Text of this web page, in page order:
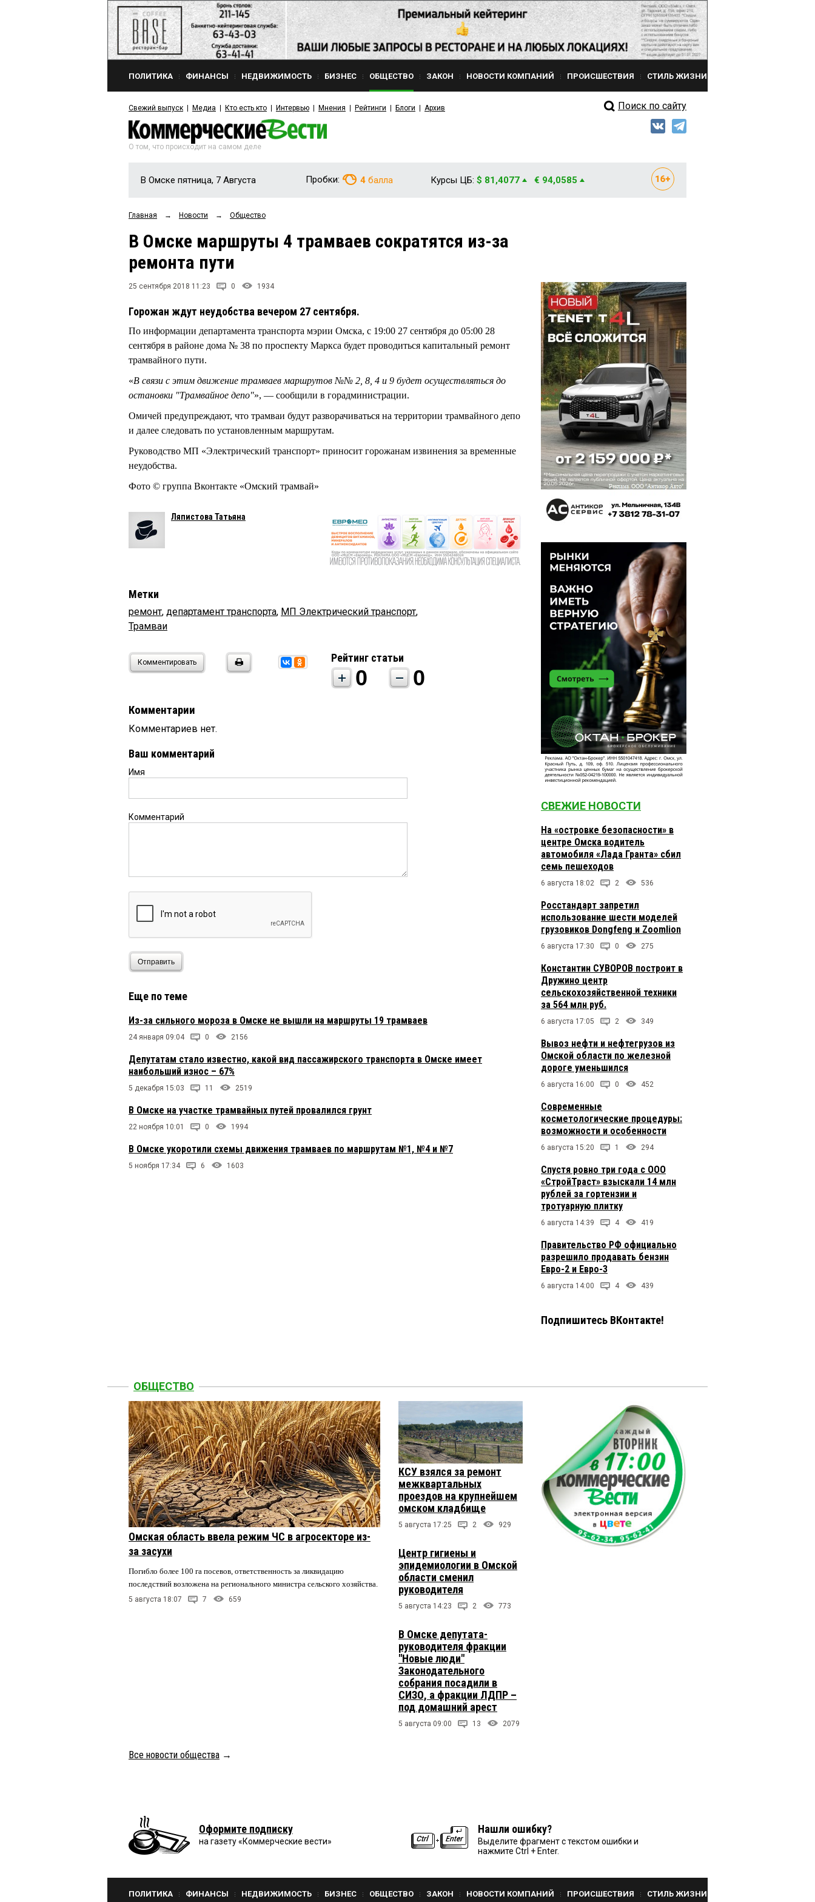
ПОЛИТИКА ФИНАНСЫ НЕДВИЖИМОСТЬ БИЗНЕС ОБЩЕСТВО ЗАКОН НОВОСТИ КОМПАНИЙ ПРОИСШЕСТВИЯ СТИЛЬ ЖИЗНИ
Свежий выпуск Медиа Кто есть кто Интервью Мнения Рейтинги Блоги Архив Поиск по сайту
О том, что происходит на самом деле
В Омске пятница, 7 Августа Пробки: 4 балла Курсы ЦБ: $ 81,4077 € 94,0585
Главная → Новости → Общество
В Омске маршруты 4 трамваев сократятся из-за
ремонта пути
25 сентября 2018 11:23 0 1934
Горожан ждут неудобства вечером 27 сентября.
По информации департамента транспорта мэрии Омска, с 19:00 27 сентября до 05:00 28
сентября в районе дома № 38 по проспекту Маркса будет проводиться капитальный ремонт
трамвайного пути.
«В связи с этим движение трамваев маршрутов №№ 2, 8, 4 и 9 будет осуществляться до
остановки "Трамвайное депо"», — сообщили в горадминистрации.
Омичей предупреждают, что трамваи будут разворачиваться на территории трамвайного депо
и далее следовать по установленным маршрутам.
Руководство МП «Электрический транспорт» приносит горожанам извинения за временные
неудобства.
Фото © группа Вконтакте «Омский трамвай»
Ляпистова Татьяна
Метки
ремонт, департамент транспорта, МП Электрический транспорт,
Трамваи
Комментировать Рейтинг статьи
0 0
Комментарии
Комментариев нет.
Ваш комментарий
Имя
Комментарий
Отправить
Еще по теме
Из-за сильного мороза в Омске не вышли на маршруты 19 трамваев
24 января 09:04 0 2156
Депутатам стало известно, какой вид пассажирского транспорта в Омске имеет
наибольший износ – 67%
5 декабря 15:03 11 2519
В Омске на участке трамвайных путей провалился грунт
22 ноября 10:01 0 1994
В Омске укоротили схемы движения трамваев по маршрутам №1, №4 и №7
5 ноября 17:34 6 1603
СВЕЖИЕ НОВОСТИ
На «островке безопасности» в
центре Омска водитель
автомобиля «Лада Гранта» сбил
семь пешеходов
6 августа 18:02 2 536
Росстандарт запретил
использование шести моделей
грузовиков Dongfeng и Zoomlion
6 августа 17:30 0 275
Константин СУВОРОВ построит в
Дружино центр
сельскохозяйственной техники
за 564 млн руб.
6 августа 17:05 2 349
Вывоз нефти и нефтегрузов из
Омской области по железной
дороге уменьшился
6 августа 16:00 0 452
Современные
косметологические процедуры:
возможности и особенности
6 августа 15:20 1 294
Спустя ровно три года с ООО
«СтройТраст» взыскали 14 млн
рублей за гортензии и
тротуарную плитку
6 августа 14:39 4 419
Правительство РФ официально
разрешило продавать бензин
Евро-2 и Евро-3
6 августа 14:00 4 439
Подпишитесь ВКонтакте!
ОБЩЕСТВО
Омская область ввела режим ЧС в агросекторе из-
за засухи
Погибло более 100 га посевов, ответственность за ликвидацию
последствий возложена на регионального министра сельского хозяйства.
5 августа 18:07 7 659
КСУ взялся за ремонт
межквартальных
проездов на крупнейшем
омском кладбище
5 августа 17:25 2 929
Центр гигиены и
эпидемиологии в Омской
области сменил
руководителя
5 августа 14:23 2 773
В Омске депутата-
руководителя фракции
"Новые люди"
Законодательного
собрания посадили в
СИЗО, а фракции ЛДПР –
под домашний арест
5 августа 09:00 13 2079
Все новости общества →
Оформите подписку
на газету «Коммерческие вести»
Нашли ошибку?
Выделите фрагмент с текстом ошибки и
нажмите Ctrl + Enter.
ПОЛИТИКА ФИНАНСЫ НЕДВИЖИМОСТЬ БИЗНЕС ОБЩЕСТВО ЗАКОН НОВОСТИ КОМПАНИЙ ПРОИСШЕСТВИЯ СТИЛЬ ЖИЗНИ